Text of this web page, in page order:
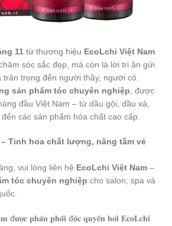
11 từ thương hiệu EcoLchi Việt Nam
sóc sắc đẹp, mà còn là lời tri ân gửi
trọng đến người thầy, người cô.
sản phẩm tóc chuyên nghiệp , được
đầu Việt Nam – từ dầu gội, dầu xả,
các sản phẩm hóa chất cao cấp.
– Tinh hoa chất lượng, nâng tầm vẻ
vui lòng liên hệ EcoLchi Việt Nam –
tóc chuyên nghiệp cho salon, spa và
đ𝐮̛𝐨̛̣𝐜 𝐩𝐡𝐚̂𝐧 𝐩𝐡𝐨̂́𝐢 đ𝐨̣̂𝐜 𝐪𝐮𝐲𝐞̂̀𝐧 𝐛𝐨̛̉𝐢 𝐄𝐜𝐨𝐋𝐜𝐡𝐢